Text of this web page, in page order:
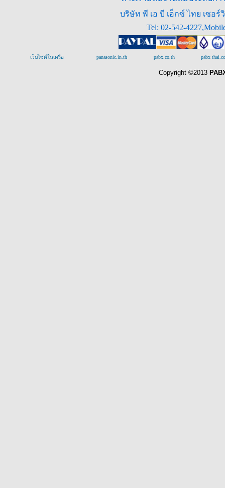
บริษัท พี เอ บี เอ็กซ์ ไทย เซอ
Tel: 02-542-
เว็บไซต์ในเครือ panasonic.in.th pabx.co.th pabx
Copyright ©2013